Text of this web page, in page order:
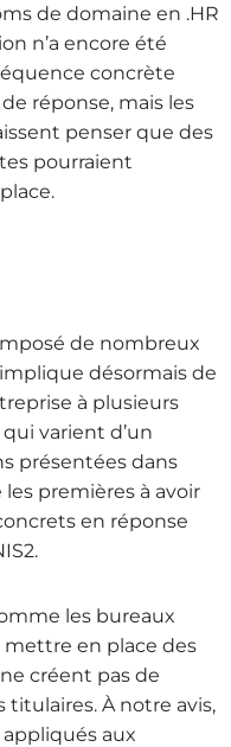
de domaine en .HR
n’a encore été
concrète
réponse, mais les
penser que des
pourraient
de nombreux
désormais de
à plusieurs
varient d’un
présentées dans
premières à avoir
en réponse
les bureaux
en place des
créent pas de
titulaires. À notre avis,
aux